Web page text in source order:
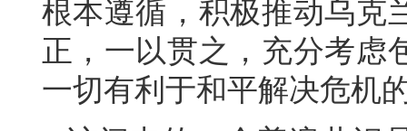
根本遵循，积极推动乌克
正，一以贯之，充分考虑
一切有利于和平解决危机